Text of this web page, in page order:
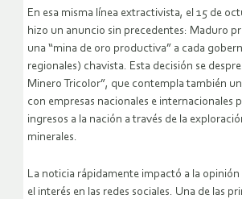
En esa misma línea extractivista, el 15 de
hizo un anuncio sin precedentes: Maduro
una “mina de oro productiva” a cada
regionales) chavista. Esta decisión se
Minero Tricolor”, que contempla también
con empresas nacionales e internacionales
ingresos a la nación a través de la
minerales.
La noticia rápidamente impactó a la
el interés en las redes sociales. Una de las